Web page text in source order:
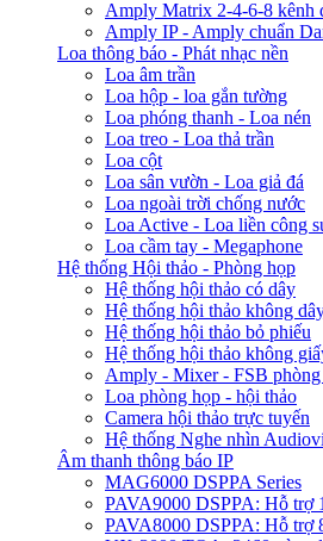
Amply Matrix 2-4-6-8 kênh
Amply IP - Amply chuẩn
Loa thông báo - Phát nhạc nền
Loa âm trần
Loa hộp - loa gắn tường
Loa phóng thanh - Loa nén
Loa treo - Loa thả trần
Loa cột
Loa sân vườn - Loa giả đá
Loa ngoài trời chống nước
Loa Active - Loa liền công
Loa cầm tay - Megaphone
Hệ thống Hội thảo - Phòng họp
Hệ thống hội thảo có dây
Hệ thống hội thảo không
Hệ thống hội thảo bỏ phiếu
Hệ thống hội thảo không
Amply - Mixer - FSB
Loa phòng họp - hội thảo
Camera hội thảo trực tuyến
Hệ thống Nghe nhìn
Âm thanh thông báo IP
MAG6000 DSPPA Series
PAVA9000 DSPPA: Hỗ trợ
PAVA8000 DSPPA: Hỗ trợ